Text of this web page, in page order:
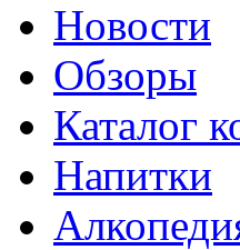
Новости
Обзоры
Каталог
Напитки